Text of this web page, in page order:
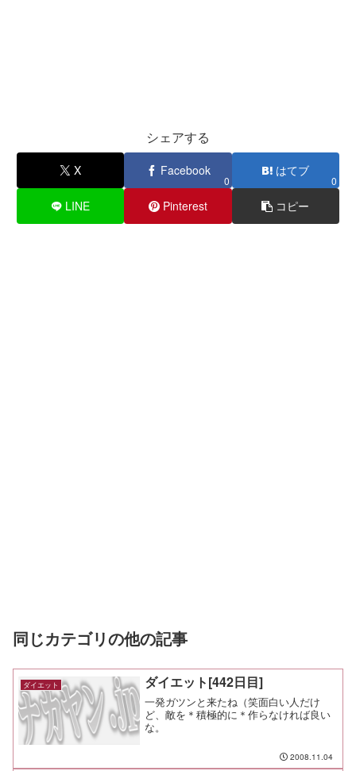
シェアする
X Facebook
0
はてブ
0
LINE Pinterest コピー
同じカテゴリの他の記事
ダイエット ダイエット[442日目]
一発ガツンと来たね（笑面白い人だけ
ど、敵を＊積極的に＊作らなければ良い
な。
2008.11.04